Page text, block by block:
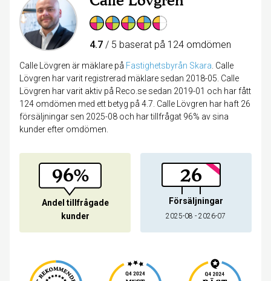
4.7 / 5 baserat på 124 omdömen
Calle Lövgren är mäklare på Fastighetsbyrån Skara Calle
Lövgren har varit registrerad mäklare sedan 2018-05. Calle
Lövgren har varit aktiv på Reco.se sedan 2019-01 och har fått
124 omdömen med ett betyg på 4.7. Calle Lövgren har haft 26
försäljningar sen 2025-08 och har tillfrågat 96% av sina
kunder efter omdömen.
96%
Andel tillfrågade
kunder
26
Försäljningar
2025-08 - 2026-07